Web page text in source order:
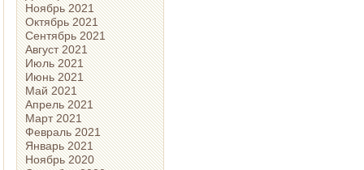
Ноябрь 2021
Октябрь 2021
Сентябрь 2021
Август 2021
Июль 2021
Июнь 2021
Май 2021
Апрель 2021
Март 2021
Февраль 2021
Январь 2021
Ноябрь 2020